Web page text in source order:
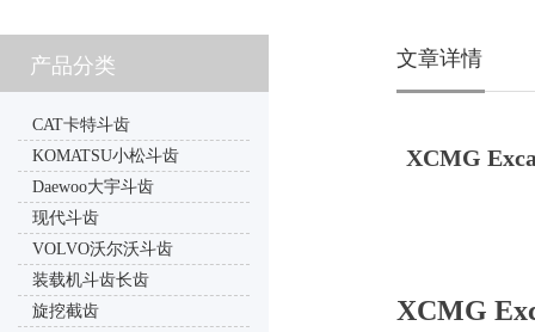
XCMG
XCMG
产品分类
CAT卡特斗齿
KOMATSU小松斗齿
Daewoo大宇斗齿
现代斗齿
VOLVO沃尔沃斗齿
装载机斗齿长齿
旋挖截齿
文章详情